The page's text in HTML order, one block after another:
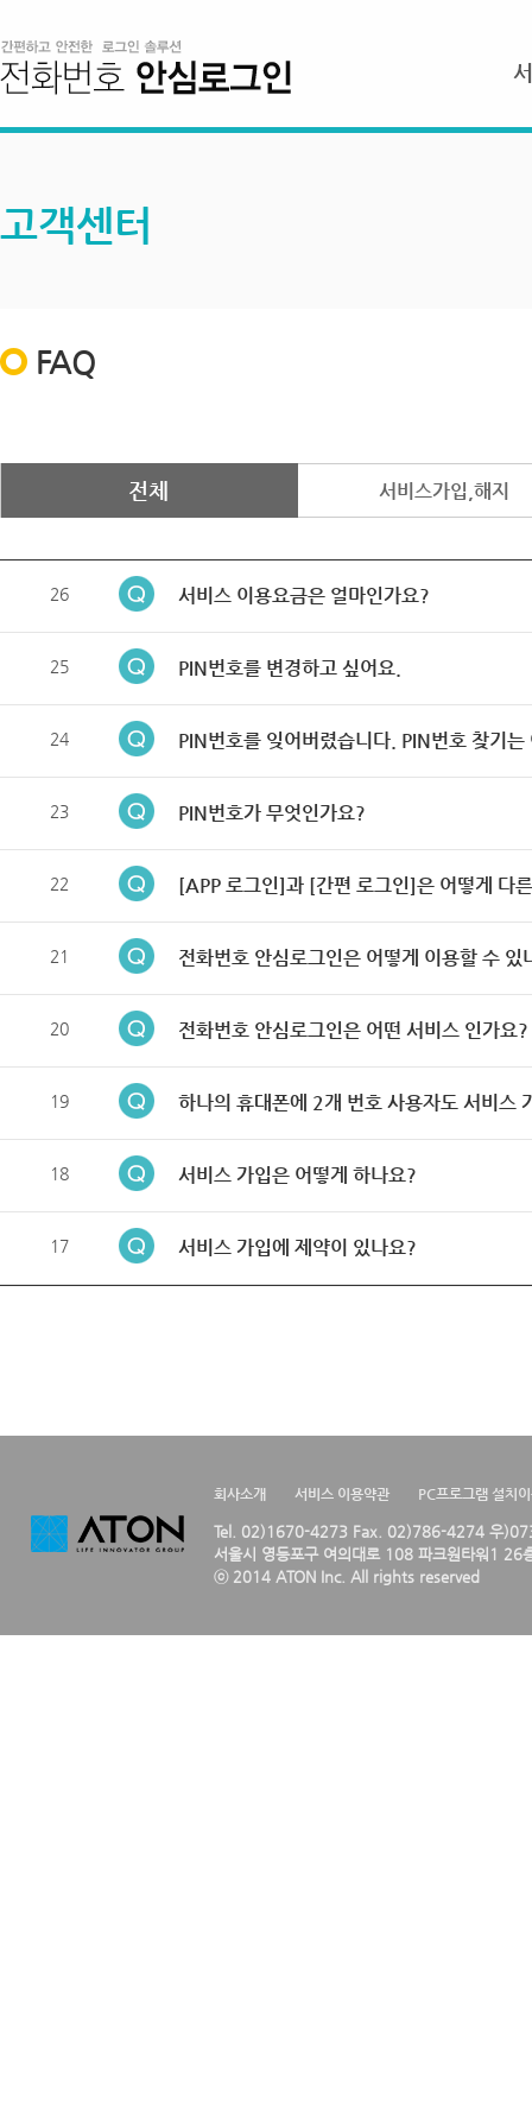
고객센터
FAQ
전체 서비스가입,해지
26 서비스 이용요금은 얼마인가요?
25 PIN번호를 변경하고 싶어요.
24 PIN번호를 잊어버렸습니다. PIN번호 찾기는
23 PIN번호가 무엇인가요?
22 [APP 로그인]과 [간편 로그인]은 어떻게 다
21 전화번호 안심로그인은 어떻게 이용할 수 있
20 전화번호 안심로그인은 어떤 서비스 인가요?
19 하나의 휴대폰에 2개 번호 사용자도 서비스
18 서비스 가입은 어떻게 하나요?
17 서비스 가입에 제약이 있나요?
회사소개 서비스 이용약관 PC프로그램 설치
Tel. 02)1670-4273 Fax. 02)786-4274 우
서울시 영등포구 여의대로 108 파크원타워1 26
ⓒ 2014 ATON Inc. All rights reserved